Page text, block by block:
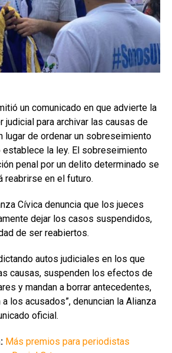
un comunicado en que advierte la
judicial para archivar las causas de
lugar de ordenar un sobreseimiento
la ley. El sobreseimiento
penal por un delito determinado se
reabrirse en el futuro.
Cívica denuncia que los jueces
dejar los casos suspendidos,
de ser reabiertos.
autos judiciales en los que
causas, suspenden los efectos de
y mandan a borrar antecedentes,
los acusados”, denuncian la Alianza
oficial.
Más premios para periodistas